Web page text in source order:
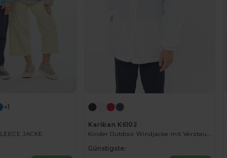
+1
JACKE
Kariban K6102
Kinder Outdoor Windjacke mit Verstaubarer Kapuze
Günstigste: